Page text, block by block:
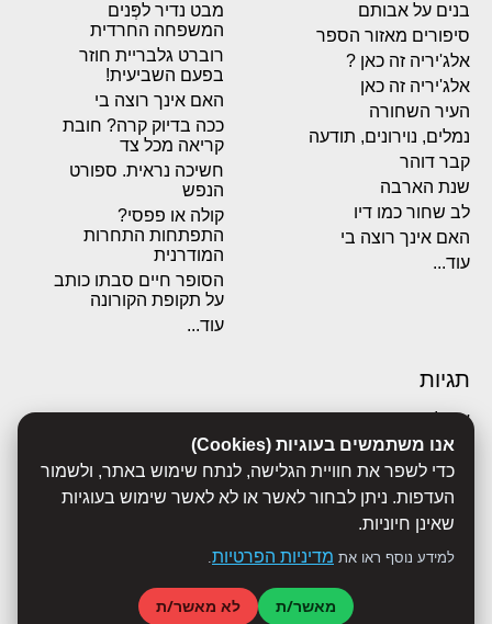
אנו משתמשים בעוגיות (Cookies)
כדי לשפר את חוויית הגלישה, לנתח שימוש באתר, ולשמור
העדפות. ניתן לבחור לאשר או לא לאשר שימוש בעוגיות
שאינן חיוניות.
למידע נוסף ראו את מדיניות הפרטיות.
מאשר/ת לא מאשר/ת
בנים על אבותם
סיפורים מאזור הספר
אלג'יריה זה כאן ?
אלג'יריה זה כאן
העיר השחורה
נמלים, נוירונים, תודעה
קבר דוהר
שנת הארבה
לב שחור כמו דיו
האם אינך רוצה בי
עוד...
מבט נדיר לפְּנים
המשפחה החרדית
רוברט גלבריית חוזר
בפעם השביעית!
האם אינך רוצה בי
ככה בדיוק קרה? חובת
קריאה מכל צד
חשיכה נראית. ספורט
הנפש
קולה או פפסי?
התפתחות התחרות
המודרנית
הסופר חיים סבתו כותב
על תקופת הקורונה
עוד...
תגיות
אבולוציה
אכסדרה
אנשים
ביוגרפיות
ביולוגיה
ג'רונימו סטילטון